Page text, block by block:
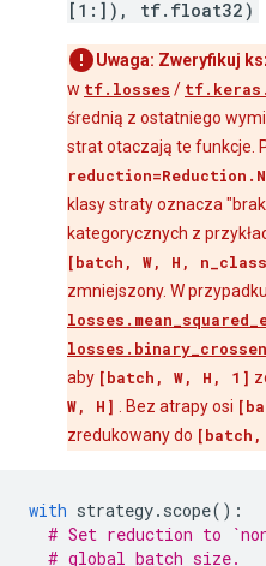
          size: 28
        dim {
          size: 1
        }
      }
      shape {
      }
    }
experimental_type {
  type_id: TFT_PRODUCT
  args {
    type_id: TFT_DATASET
    args {
type_id:
      args {
type_id:
        }
      }
[1:]), tf.float32)
Uwaga: Zweryfikuj
w tf.losses /
średnią z ostatniego
strat otaczają te funkcje.
klasy straty oznacza "brak
kategorycznych z
[batch, W, H,
zmniejszony. W
aby [batch, W, H, 1]
W, H]
. Bez atrapy osi
zredukowany do [batch,
with strategy. scope():
# Set reduction to
# global batch size.